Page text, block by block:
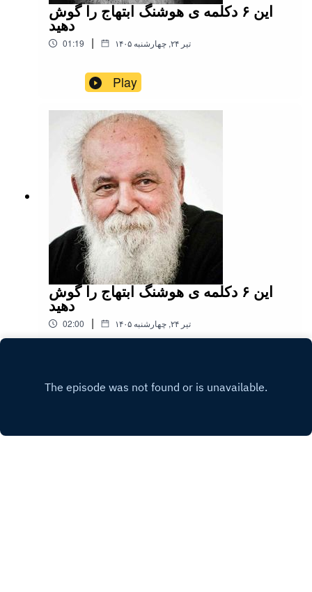
این ۶ دکلمه ی هوشنگ ابتهاج را گوش
دهید
01:19 | ۱۴۰۵ تیر ۲۴, چهارشنبه
Play
این ۶ دکلمه ی هوشنگ ابتهاج را گوش
دهید
02:00 | ۱۴۰۵ تیر ۲۴, چهارشنبه